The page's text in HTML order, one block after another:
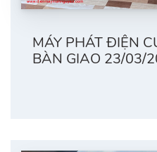
MÁY PHÁT ĐIỆN
BÀN GIAO 23/03/